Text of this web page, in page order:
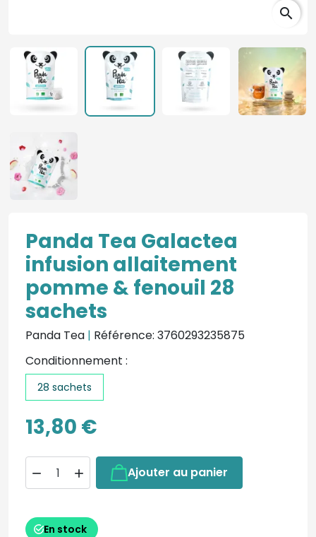
search
Panda Tea Galactea
infusion allaitement
pomme & fenouil 28
sachets
Panda Tea | Référence: 3760293235875
Conditionnement :
28 sachets
13,80 €
  Ajouter au panier
En stock